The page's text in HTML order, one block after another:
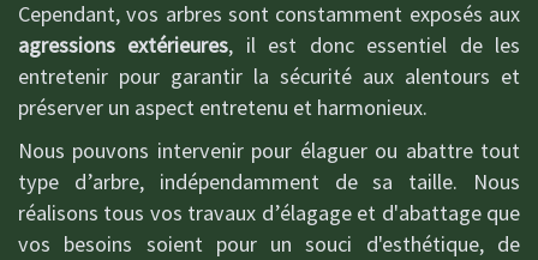
Cependant, vos arbres sont constamment exposés aux
agressions extérieures, il est donc essentiel de les
entretenir pour garantir la sécurité aux alentours et
préserver un aspect entretenu et harmonieux.
Nous pouvons intervenir pour élaguer ou abattre tout
type d’arbre, indépendamment de sa taille. Nous
réalisons tous vos travaux d’élagage et d'abattage que
vos besoins soient pour un souci d'esthétique, de